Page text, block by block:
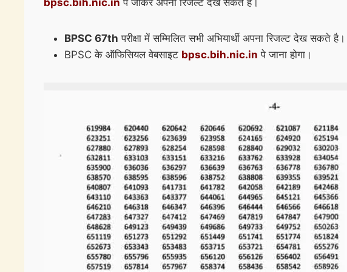
bpsc.bih.nic.in पे जाकर अपना रिजल्ट देख सकते है।
BPSC 67th परीक्षा में सम्मिलित सभी अभियार्थी अपना रिजल्ट देख
BPSC के ऑफिसियल वेबसाइट bpsc.bih.nic.in पे जाना होगा।